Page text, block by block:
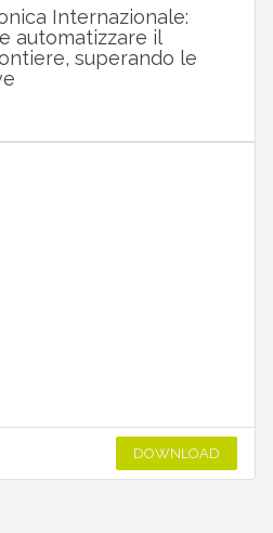
Internazionale:
automatizzare il
superando le
DOWNLOAD